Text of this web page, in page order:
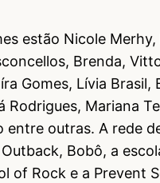
estão Nicole Merhy,
Brenda,
Gomes, Lívia Brasil,
Rodrigues, Mariana
entre outras. A rede
Bobô, a
of Rock e a Prevent